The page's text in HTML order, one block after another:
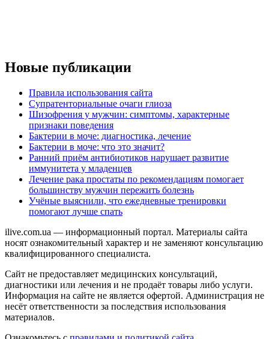
Новые публикации
Правила использования сайта
Супратенториальные очаги глиоза
Шизофрения у мужчин: симптомы, характерные
признаки поведения
Бактерии в моче: диагностика, лечение
Бактерии в моче: что это значит?
Ранний приём антибиотиков нарушает развитие
иммунитета у младенцев
Лечение рака простаты по рекомендациям помогает
большинству мужчин пережить болезнь
Учёные выяснили, что ежедневные тренировки
помогают лучше спать
ilive.com.ua — информационный портал. Материалы сайта
носят ознакомительный характер и не заменяют консультацию
квалифицированного специалиста.
Сайт не предоставляет медицинских консультаций,
диагностики или лечения и не продаёт товары либо услуги.
Информация на сайте не является офертой. Администрация не
несёт ответственности за последствия использования
материалов.